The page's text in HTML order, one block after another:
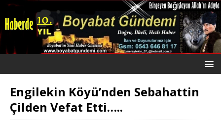
Engilekin Köyü’nden Sebahattin
Çilden Vefat Etti…..